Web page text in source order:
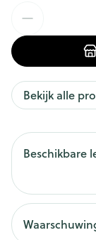
Bekijk alle
Beschikbare